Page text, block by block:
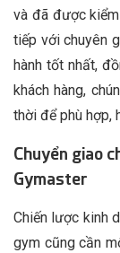
và đã được
tiếp với chuyên
hành tốt nhất,
khách hàng,
thời để phù hợp,
Chuyển giao
Gymaster
Chiến lược kinh
gym cũng cần